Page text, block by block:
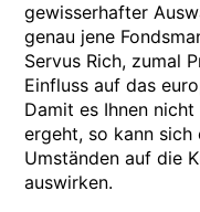
gewisserhafter
genau jene
Servus Rich, zumal
Einfluss auf das
Damit es Ihnen
ergeht, so kann sich
Umständen auf die
auswirken.